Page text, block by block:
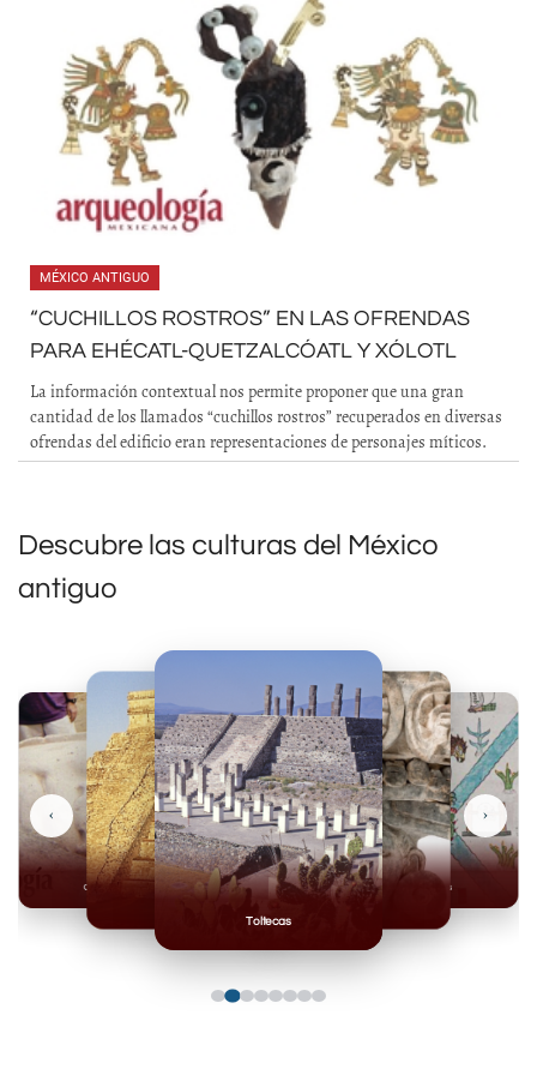
MÉXICO ANTIGUO
“CUCHILLOS ROSTROS” EN LAS OFRENDAS
PARA EHÉCATL-QUETZALCÓATL Y XÓLOTL
La información contextual nos permite proponer que una gran
cantidad de los llamados “cuchillos rostros” recuperados en diversas
ofrendas del edificio eran representaciones de personajes míticos.
Descubre las culturas del México
antiguo
Toltecas
Mexicas
Olmecas
‹ ›